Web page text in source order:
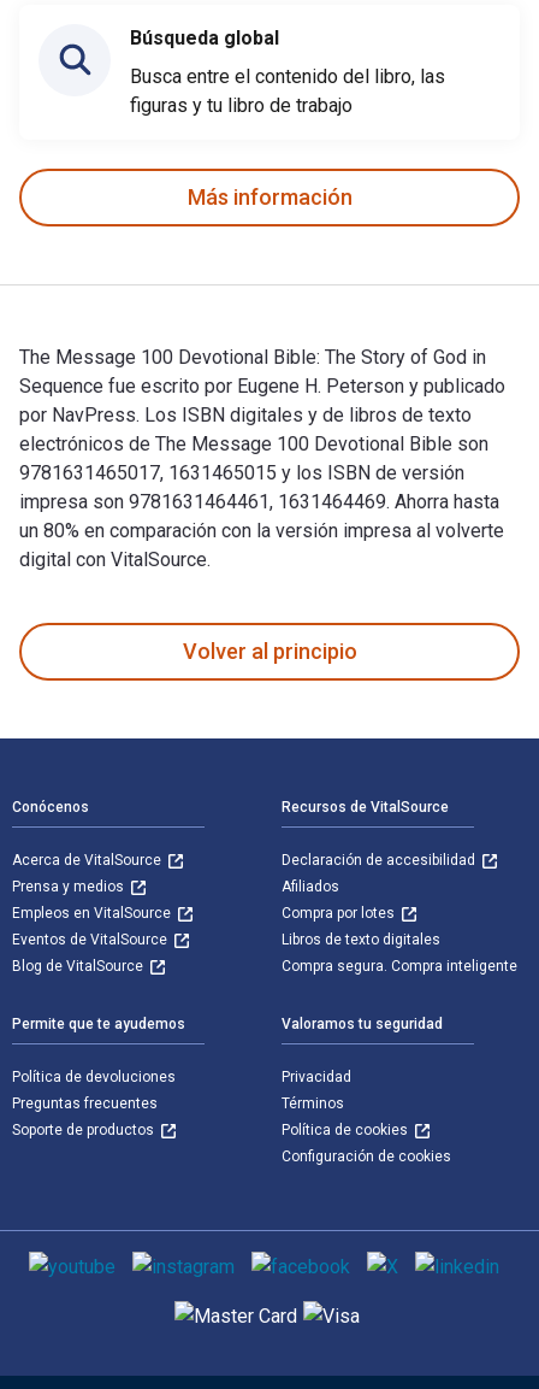
Búsqueda global
Busca entre el contenido del libro, las
figuras y tu libro de trabajo
Más información
The Message 100 Devotional Bible: The Story of God in
Sequence fue escrito por Eugene H. Peterson y publicado
por NavPress. Los ISBN digitales y de libros de texto
electrónicos de The Message 100 Devotional Bible son
9781631465017, 1631465015 y los ISBN de versión
impresa son 9781631464461, 1631464469. Ahorra hasta
un 80% en comparación con la versión impresa al volverte
digital con VitalSource.
Volver al principio
Conócenos
Acerca de VitalSource
Prensa y medios
Empleos en VitalSource
Eventos de VitalSource
Blog de VitalSource
Recursos de VitalSource
Declaración de accesibilidad
Afiliados
Compra por lotes
Libros de texto digitales
Compra segura. Compra inteligente
Permite que te ayudemos
Política de devoluciones
Preguntas frecuentes
Soporte de productos
Valoramos tu seguridad
Privacidad
Términos
Política de cookies
Configuración de cookies
Medios de comunicación social
Métodos de pago admitidos